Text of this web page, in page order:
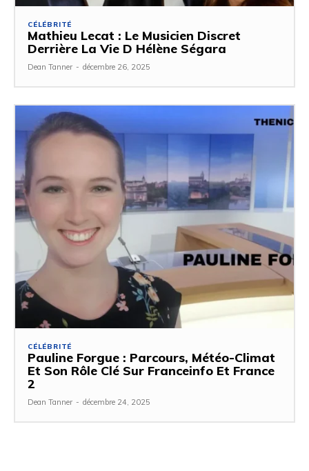
CÉLÉBRITÉ
Mathieu Lecat : Le Musicien Discret
Derrière La Vie D Hélène Ségara
Dean Tanner - décembre 26, 2025
CÉLÉBRITÉ
Pauline Forgue : Parcours, Météo-Climat
Et Son Rôle Clé Sur Franceinfo Et France
2
Dean Tanner - décembre 24, 2025